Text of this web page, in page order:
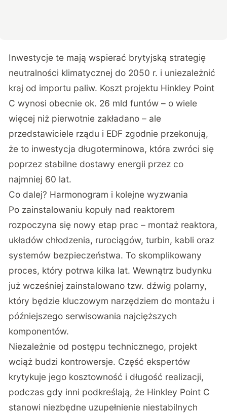
Inwestycje te mają wspierać brytyjską strategię
neutralności klimatycznej do 2050 r. i uniezależnić
kraj od importu paliw. Koszt projektu Hinkley Point
C wynosi obecnie ok. 26 mld funtów – o wiele
więcej niż pierwotnie zakładano – ale
przedstawiciele rządu i EDF zgodnie przekonują,
że to inwestycja długoterminowa, która zwróci się
poprzez stabilne dostawy energii przez co
najmniej 60 lat.
Co dalej? Harmonogram i kolejne wyzwania
Po zainstalowaniu kopuły nad reaktorem
rozpoczyna się nowy etap prac – montaż reaktora,
układów chłodzenia, rurociągów, turbin, kabli oraz
systemów bezpieczeństwa. To skomplikowany
proces, który potrwa kilka lat. Wewnątrz budynku
już wcześniej zainstalowano tzw. dźwig polarny,
który będzie kluczowym narzędziem do montażu i
późniejszego serwisowania najcięższych
komponentów.
Niezależnie od postępu technicznego, projekt
wciąż budzi kontrowersje. Część ekspertów
krytykuje jego kosztowność i długość realizacji,
podczas gdy inni podkreślają, że Hinkley Point C
stanowi niezbędne uzupełnienie niestabilnych